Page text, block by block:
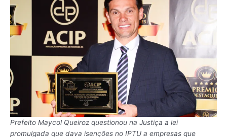
Prefeito Maycol Queiroz questionou na Justiça a lei
promulgada que dava isenções no IPTU a empresas que